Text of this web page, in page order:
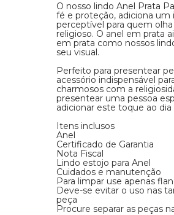
O nosso lindo Anel Prata
fé e proteção, adiciona um
perceptível para quem
religioso. O anel em prata
em prata como nossos
seu visual.
Perfeito para presentear
acessório indispensável
charmosos com a
presentear uma pessoa
adicionar este toque ao dia
Itens inclusos
Anel
Certificado de Garantia
Nota Fiscal
Lindo estojo para Anel
Cuidados e manutenção
Para limpar use apenas
Deve-se evitar o uso nas
peça
Procure separar as peças